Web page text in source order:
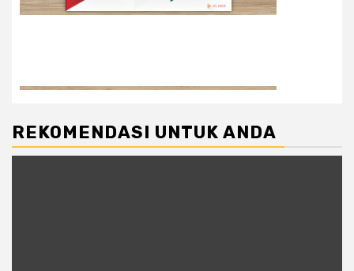
REKOMENDASI UNTUK ANDA